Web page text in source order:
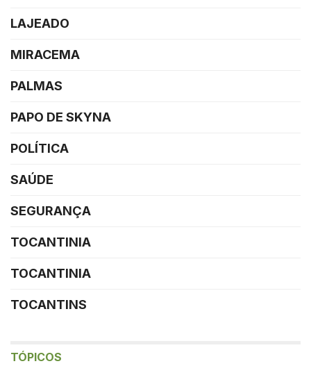
LAJEADO
MIRACEMA
PALMAS
PAPO DE SKYNA
POLÍTICA
SAÚDE
SEGURANÇA
TOCANTINIA
TOCANTINIA
TOCANTINS
TÓPICOS